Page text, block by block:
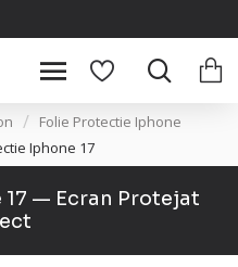
Folie Protectie Iphone
Iphone 17
17 — Ecran Protejat